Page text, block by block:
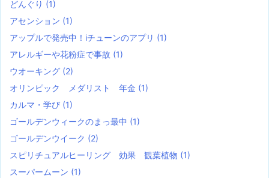
どんぐり (1)
アセンション (1)
アップルで発売中！iチューンのアプリ (1)
アレルギーや花粉症で事故 (1)
ウオーキング (2)
オリンピック メダリスト 年金 (1)
カルマ・学び (1)
ゴールデンウィークのまっ最中 (1)
ゴールデンウイーク (2)
スピリチュアルヒーリング 効果 観葉植物 (1)
スーパームーン (1)